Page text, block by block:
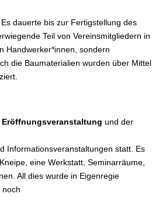
dauerte bis zur Fertigstellung des
Teil von Vereinsmitgliedern in
Handwerker*innen, sondern
die Baumaterialien wurden über Mittel
Eröffnungsveranstaltung und der
Informationsveranstaltungen statt. Es
eine Werkstatt, Seminarräume,
All dies wurde in Eigenregie
noch